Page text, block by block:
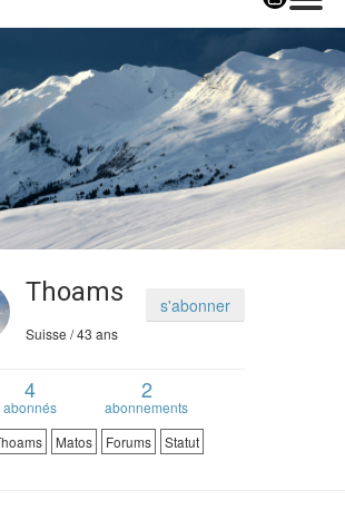
Thoams s'abonner
Suisse / 43 ans
4
abonnés
2
abonnements
Matos Forums Statut